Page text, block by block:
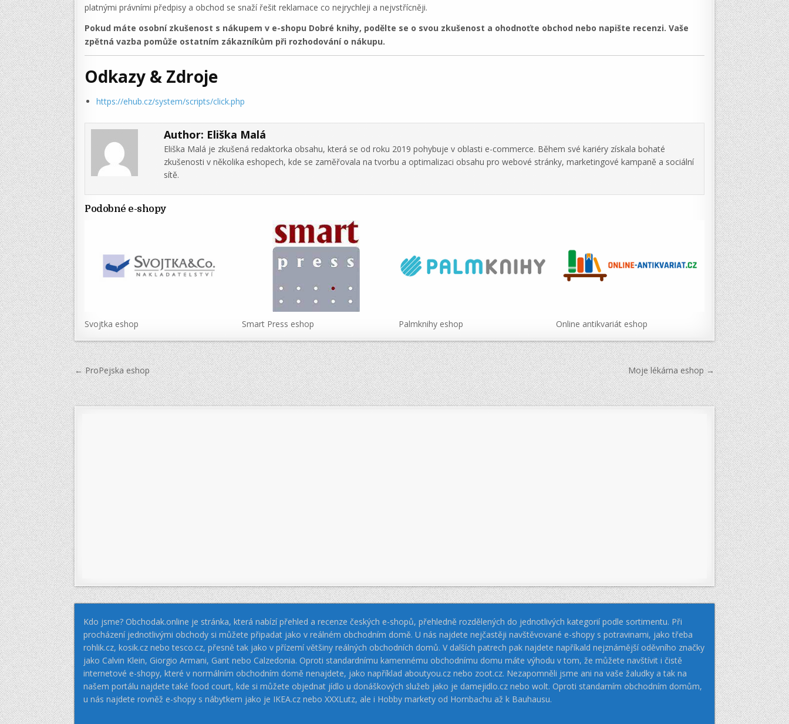
platnými právními předpisy a obchod se snaží řešit reklamace co nejrychleji a nejvstřícněji.
Pokud máte osobní zkušenost s nákupem v e-shopu Dobré knihy, podělte se o svou zkušenost a ohodnoťte obchod nebo napište recenzi. Vaše
zpětná vazba pomůže ostatním zákazníkům při rozhodování o nákupu.
Odkazy & Zdroje
https://ehub.cz/system/scripts/click.php
Author: Eliška Malá
Eliška Malá je zkušená redaktorka obsahu, která se od roku 2019 pohybuje v oblasti e-commerce. Během své kariéry získala bohaté
zkušenosti v několika eshopech, kde se zaměřovala na tvorbu a optimalizaci obsahu pro webové stránky, marketingové kampaně a sociální
sítě.
Podobné e-shopy
Svojtka eshop Smart Press eshop Palmknihy eshop Online antikvariát eshop
Navigace
pro
příspěvek
← ProPejska eshop Moje lékárna eshop →
Kdo jsme? Obchodak.online je stránka, která nabízí přehled a recenze českých e-shopů, přehledně rozdělených do jednotlivých kategorií podle sortimentu. Při
procházení jednotlivými obchody si můžete připadat jako v reálném obchodním domě. U nás najdete nejčastěji navštěvované e-shopy s potravinami, jako třeba
rohlik.cz, kosik.cz nebo tesco.cz, přesně tak jako v přízemí většiny reálných obchodních domů. V dalších patrech pak najdete napříkald nejznámější oděvního značky
jako Calvin Klein, Giorgio Armani, Gant nebo Calzedonia. Oproti standardnímu kamennému obchodnímu domu máte výhodu v tom, že můžete navštívit i čistě
internetové e-shopy, které v normálním obchodním domě nenajdete, jako například aboutyou.cz nebo zoot.cz. Nezapomněli jsme ani na vaše žaludky a tak na
našem portálu najdete také food court, kde si můžete objednat jídlo u donáškových služeb jako je damejidlo.cz nebo wolt. Oproti standarním obchodním domům,
u nás najdete rovněž e-shopy s nábytkem jako je IKEA.cz nebo XXXLutz, ale i Hobby markety od Hornbachu až k Bauhausu.